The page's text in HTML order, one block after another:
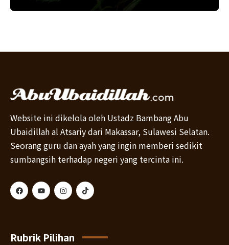
Website ini dikelola oleh Ustadz Bambang Abu
Ubaidillah al Atsariy dari Makassar, Sulawesi Selatan.
Seorang guru dan ayah yang ingin memberi sedikit
sumbangsih terhadap negeri yang tercinta ini.
Rubrik Pilihan